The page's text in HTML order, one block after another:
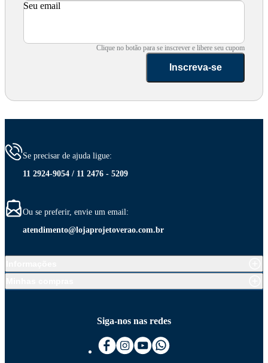
Seu email
Clique no botão para se inscrever e libere seu cupom
Inscreva-se
Se precisar de ajuda ligue:
11 2924-9054 / 11 2476 - 5209
Ou se preferir, envie um email:
atendimento@lojaprojetoverao.com.br
Siga-nos nas redes